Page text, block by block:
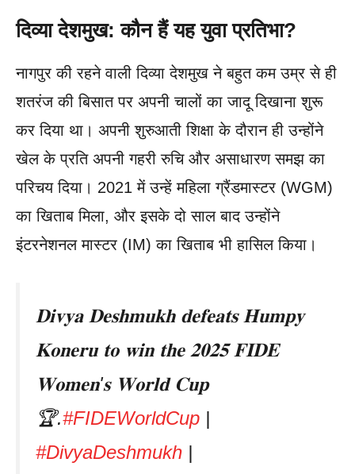
दिव्या देशमुख: कौन हैं यह युवा प्रतिभा?
नागपुर की रहने वाली दिव्या देशमुख ने बहुत कम उम्र से ही
शतरंज की बिसात पर अपनी चालों का जादू दिखाना शुरू
कर दिया था। अपनी शुरुआती शिक्षा के दौरान ही उन्होंने
खेल के प्रति अपनी गहरी रुचि और असाधारण समझ का
परिचय दिया। 2021 में उन्हें महिला ग्रैंडमास्टर (WGM)
का खिताब मिला, और इसके दो साल बाद उन्होंने
इंटरनेशनल मास्टर (IM) का खिताब भी हासिल किया।
𝐃𝐢𝐯𝐲𝐚 𝐃𝐞𝐬𝐡𝐦𝐮𝐤𝐡 𝐝𝐞𝐟𝐞𝐚𝐭𝐬 𝐇𝐮𝐦𝐩𝐲
𝐊𝐨𝐧𝐞𝐫𝐮 𝐭𝐨 𝐰𝐢𝐧 𝐭𝐡𝐞 𝟐𝟎𝟐𝟓 𝐅𝐈𝐃𝐄
𝐖𝐨𝐦𝐞𝐧'𝐬 𝐖𝐨𝐫𝐥𝐝 𝐂𝐮𝐩
🏆.#FIDEWorldCup |
#DivyaDeshmukh |